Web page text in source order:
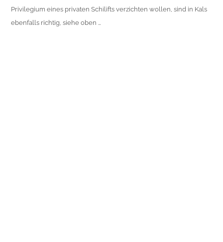
Privilegium eines privaten Schilifts verzichten wollen, sind in Kals
ebenfalls richtig, siehe oben …